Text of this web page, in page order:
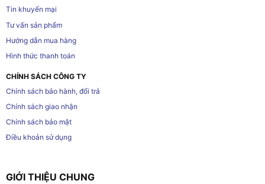
Tin khuyến mại
Tư vấn sản phẩm
Hướng dẫn mua hàng
Hình thức thanh toán
CHÍNH SÁCH CÔNG TY
Chính sách bảo hành, đổi trả
Chính sách giao nhận
Chính sách bảo mật
Điều khoản sử dụng
GIỚI THIỆU CHUNG